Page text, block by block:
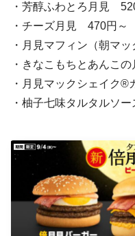
・芳醇ふわとろ月見
・チーズ月見 470円～
・月見マフィン（朝マ
・きなこもちとあんこ
・月見マックシェイク
・柚子七味タルタルソ